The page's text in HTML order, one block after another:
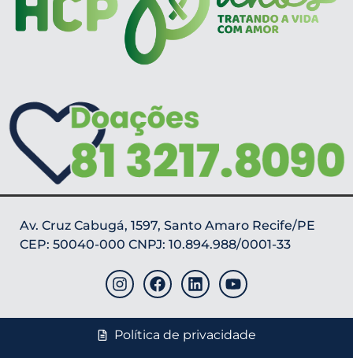
Av. Cruz Cabugá, 1597, Santo Amaro Recife/PE
CEP: 50040-000 CNPJ: 10.894.988/0001-33
Política de privacidade